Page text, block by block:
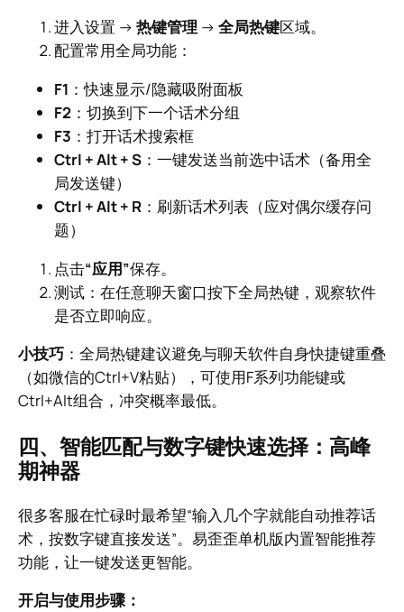
进入设置 → 热键管理 → 全局热键区域。
配置常用全局功能：
F1 ：快速显示/隐藏吸附面板
F2 ：切换到下一个话术分组
F3 ：打开话术搜索框
Ctrl + Alt + S ：一键发送当前选中话术（备用全
局发送键）
Ctrl + Alt + R ：刷新话术列表（应对偶尔缓存问
题）
点击“应用”保存。
测试：在任意聊天窗口按下全局热键，观察软件
是否立即响应。
小技巧 ：全局热键建议避免与聊天软件自身快捷键重叠
（如微信的Ctrl+V粘贴），可使用F系列功能键或
Ctrl+Alt组合，冲突概率最低。
四、智能匹配与数字键快速选择：高峰
期神器
很多客服在忙碌时最希望“输入几个字就能自动推荐话
术，按数字键直接发送”。易歪歪单机版内置智能推荐
功能，让一键发送更智能。
开启与使用步骤：